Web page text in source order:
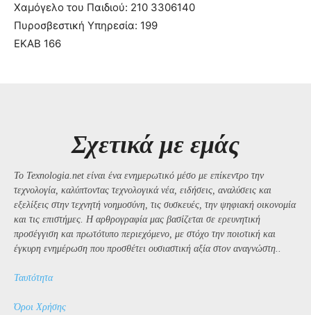
Χαμόγελο του Παιδιού: 210 3306140
Πυροσβεστική Υπηρεσία: 199
ΕΚΑΒ 166
Σχετικά με εμάς
Το Texnologia.net είναι ένα ενημερωτικό μέσο με επίκεντρο την
τεχνολογία, καλύπτοντας τεχνολογικά νέα, ειδήσεις, αναλύσεις και
εξελίξεις στην τεχνητή νοημοσύνη, τις συσκευές, την ψηφιακή οικονομία
και τις επιστήμες. Η αρθρογραφία μας βασίζεται σε ερευνητική
προσέγγιση και πρωτότυπο περιεχόμενο, με στόχο την ποιοτική και
έγκυρη ενημέρωση που προσθέτει ουσιαστική αξία στον αναγνώστη..
Ταυτότητα
Όροι Χρήσης